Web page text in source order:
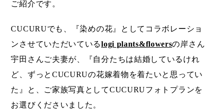
ご紹介です。
CUCURUでも、『染めの花』としてコラボレーショ
ンさせていただいているlogi plants&flowersの岸さん
宇田さんご夫妻が、『自分たちは結婚しているけれ
ど、ずっとCUCURUの花嫁着物を着たいと思ってい
た』と、ご家族写真としてCUCURUフォトプランを
お選びくださいました。